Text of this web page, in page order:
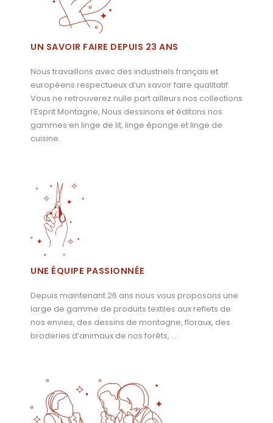
UN SAVOIR FAIRE DEPUIS 23 ANS
Nous travaillons avec des industriels français et
européens respectueux d’un savoir faire qualitatif.
Vous ne retrouverez nulle part ailleurs nos collections
l’Esprit Montagne, Nous dessinons et éditons nos
gammes en linge de lit, linge éponge et linge de
cuisine.
UNE ÉQUIPE PASSIONNÉE
Depuis maintenant 26 ans nous vous proposons une
large de gamme de produits textiles aux reflets de
nos envies, des dessins de montagne, floraux, des
broderies d’animaux de nos forêts, …